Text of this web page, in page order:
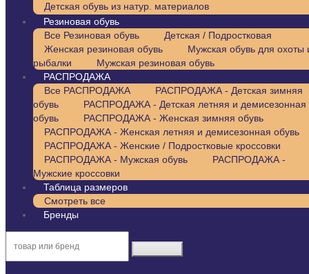
Детская обувь из натур. материалов
Резиновая обувь
Все Резиновая обувь
Детская / Подростковая
Женская резиновая обувь
Мужская обувь для охоты
рыбалки
Мужская резиновая обувь
РАСПРОДАЖА
Все РАСПРОДАЖА
РАСПРОДАЖА - Детская зимняя
обувь
РАСПРОДАЖА - Детская летняя и демисезонная
обувь
РАСПРОДАЖА - Женская зимняя обувь
РАСПРОДАЖА - Женская летняя и демисезонная обувь
РАСПРОДАЖА - Женские / Подростковые кроссовки
РАСПРОДАЖА - Мужская обувь
РАСПРОДАЖА -
Мужские кроссовки
Таблица размеров
Смотреть все
Бренды